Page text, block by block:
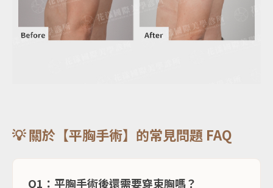
💡 關於【平胸手術】的常見問題 FAQ
Q1：平胸手術後還需要穿束胸嗎？